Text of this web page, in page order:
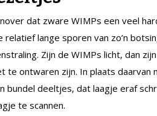
dat zware WIMPs een veel
relatief lange sporen van zo’n
Zijn de WIMPs licht, dan
te ontwaren zijn. In plaats
bundel deeltjes, dat laagje eraf
te scannen.